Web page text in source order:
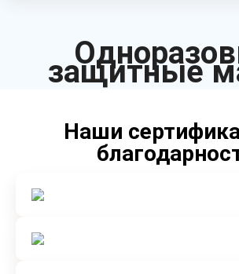
защитные
Наши